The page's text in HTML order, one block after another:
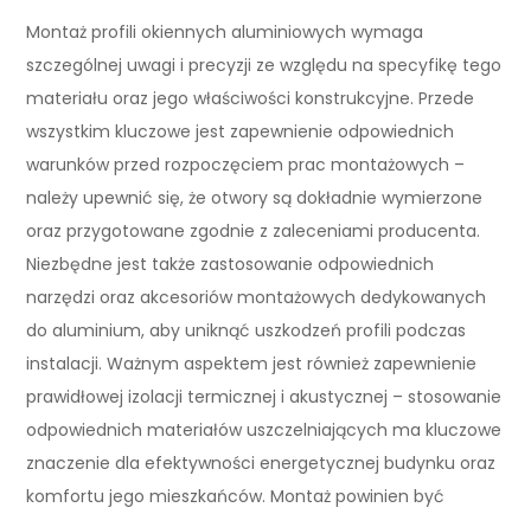
Montaż profili okiennych aluminiowych wymaga
szczególnej uwagi i precyzji ze względu na specyfikę tego
materiału oraz jego właściwości konstrukcyjne. Przede
wszystkim kluczowe jest zapewnienie odpowiednich
warunków przed rozpoczęciem prac montażowych –
należy upewnić się, że otwory są dokładnie wymierzone
oraz przygotowane zgodnie z zaleceniami producenta.
Niezbędne jest także zastosowanie odpowiednich
narzędzi oraz akcesoriów montażowych dedykowanych
do aluminium, aby uniknąć uszkodzeń profili podczas
instalacji. Ważnym aspektem jest również zapewnienie
prawidłowej izolacji termicznej i akustycznej – stosowanie
odpowiednich materiałów uszczelniających ma kluczowe
znaczenie dla efektywności energetycznej budynku oraz
komfortu jego mieszkańców. Montaż powinien być